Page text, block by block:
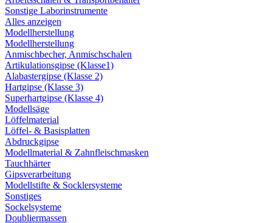
Sonstige Laborinstrumente
Alles anzeigen
Modellherstellung
Modellherstellung
Anmischbecher, Anmischschalen
Artikulationsgipse (Klasse1)
Alabastergipse (Klasse 2)
Hartgipse (Klasse 3)
Superhartgipse (Klasse 4)
Modellsäge
Löffelmaterial
Löffel- & Basisplatten
Abdruckgipse
Modellmaterial & Zahnfleischmasken
Tauchhärter
Gipsverarbeitung
Modellstifte & Socklersysteme
Sonstiges
Sockelsysteme
Doubliermassen